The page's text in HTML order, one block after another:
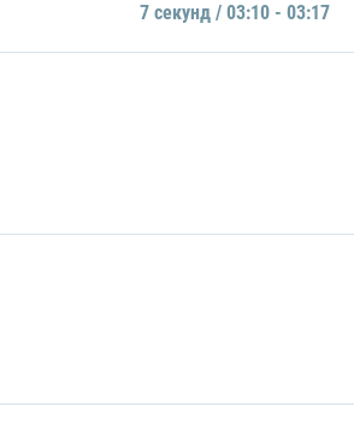
7 секунд / 03:10 - 03:17